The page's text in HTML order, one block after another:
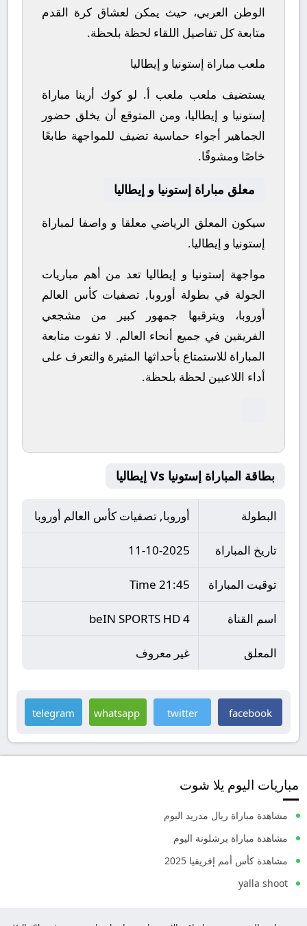
الوطن العربي، حيث يمكن لعشاق كرة القدم
متابعة كل تفاصيل اللقاء لحظة بلحظة.
ملعب مباراة إستونيا و إيطاليا
يستضيف ملعب ملعب أ. لو كوك أرينا مباراة
إستونيا و إيطاليا، ومن المتوقع أن يخلق حضور
الجماهير أجواء حماسية تضيف للمواجهة طابعًا
خاصًا ومشوقًا.
معلق مباراة إستونيا و إيطاليا
سيكون المعلق الرياضي معلقا و واصفا لمباراة
إستونيا و إيطاليا.
مواجهة إستونيا و إيطاليا تعد من أهم مباريات
الجولة في بطولة أوروبا, تصفيات كأس العالم
أوروبا، ويترقبها جمهور كبير من مشجعي
الفريقين في جميع أنحاء العالم. لا تفوت متابعة
المباراة للاستمتاع بأحداثها المثيرة والتعرف على
أداء اللاعبين لحظة بلحظة.
بطاقة المباراة إستونيا Vs إيطاليا
البطولة أوروبا, تصفيات كأس العالم أوروبا
تاريخ المباراة 11-10-2025
توقيت المباراة 21:45 Time
اسم القناة beIN SPORTS HD 4
المعلق غير معروف
facebook
twitter
whatsapp
telegram
مباريات اليوم يلا شوت
مشاهدة مباراة ريال مدريد اليوم
مشاهدة مباراة برشلونة اليوم
مشاهدة كأس أمم إفريقيا 2025
yalla shoot